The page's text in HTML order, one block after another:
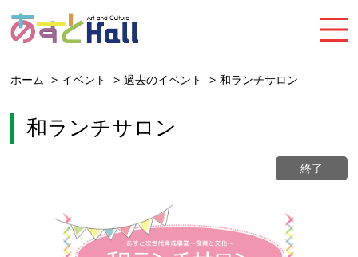
ホーム イベント 過去のイベント 和ランチサロン
和ランチサロン
終了